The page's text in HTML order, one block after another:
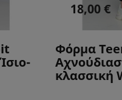
18,00 €
Φόρμα
κλασσική